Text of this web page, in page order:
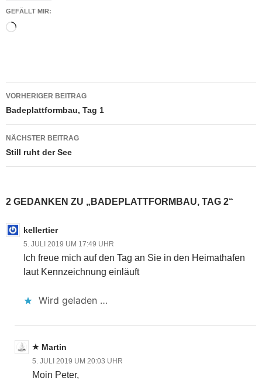
GEFÄLLT MIR:
Wird
Beitragsnavigation
VORHERIGER BEITRAG
Badeplattformbau, Tag 1
NÄCHSTER BEITRAG
Still ruht der See
2 GEDANKEN ZU „BADEPLATTFORMBAU, TAG 2“
kellertier
5. JULI 2019 UM 17:49 UHR
Ich freue mich auf den Tag an Sie in den Heimathafen
laut Kennzeichnung einläuft
Wird geladen …
Martin
5. JULI 2019 UM 20:03 UHR
Moin Peter,